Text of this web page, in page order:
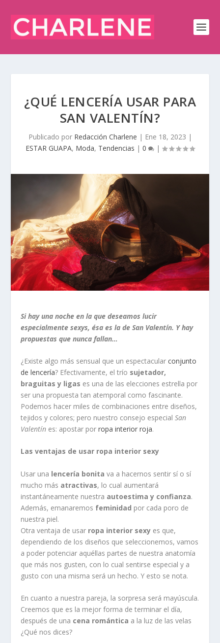
¿QUÉ LENCERÍA USAR PARA
SAN VALENTÍN?
Publicado por Redacción Charlene | Ene 18, 2023 |
ESTAR GUAPA, Moda, Tendencias | 0 |
Si hay una noche en la que deseamos lucir
especialmente sexys, ésa es la de San Valentín. Y hay
propuestas que nunca fallan…
¿Existe algo más sensual que un espectacularconjunto
de lencería? Efectivamente, el trío sujetador,
braguitas y ligas es una de las elecciones estrella por
ser una propuesta tan atemporal como fascinante.
Podemos hacer miles de combinaciones entre diseños,
tejidos y colores; pero nuestro consejo especialSan
Valentín es: apostar porropa interior roja.
Las ventajas de usar ropa interior sexy
Usar una lencería bonita va a hacernos sentir sí o sí
mucho más atractivas, lo cual aumentará
instantáneamente nuestra autoestima y confianza.
Además, emanaremos feminidad por cada poro de
nuestra piel.
Otra ventaja de usar ropa interior sexy es que,
dependiendo de los diseños que seleccionemos, vamos
a poder potenciar aquéllas partes de nuestra anatomía
que más nos gusten, con lo cual sentirse especial y a
gusto con una misma será un hecho. Y esto se nota.
En cuanto a nuestra pareja, la sorpresa será mayúscula.
Creemos que es la mejor forma de terminar el día,
después de una cena romántica a la luz de las velas
¿Qué nos dices?